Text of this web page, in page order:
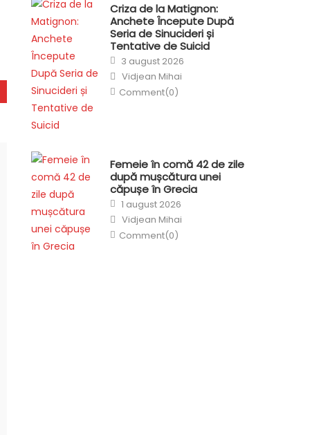
Criza de la Matignon:
Anchete Începute După
Seria de Sinucideri și
Tentative de Suicid
Posted
on
3 august 2026
Author
Vidjean Mihai
Comment(0)
Femeie în comă 42 de zile
după mușcătura unei
căpușe în Grecia
Posted
on
1 august 2026
Author
Vidjean Mihai
Comment(0)